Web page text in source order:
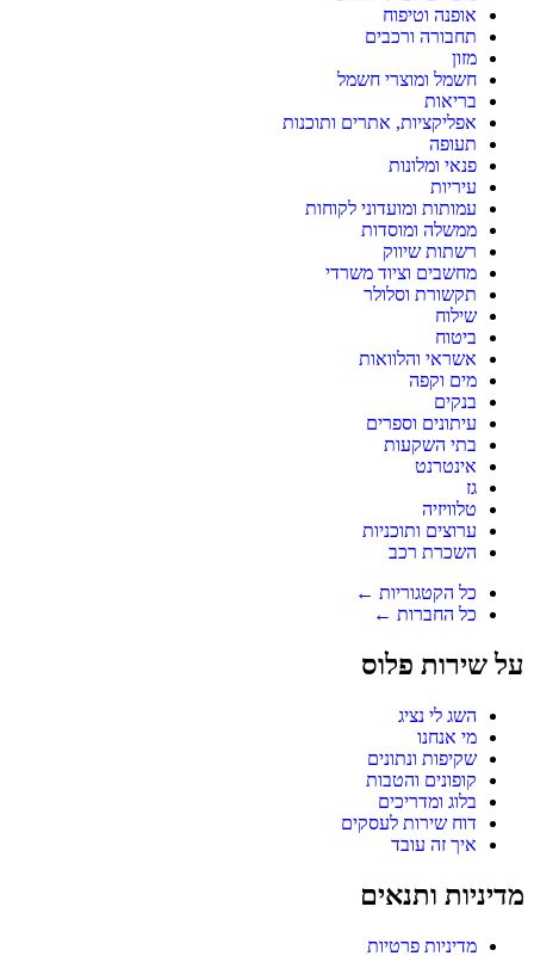
אופנה וטיפוח
תחבורה ורכבים
מזון
חשמל ומוצרי חשמל
בריאות
אפליקציות, אתרים ותוכנות
תעופה
פנאי ומלונות
עיריות
עמותות ומועדוני לקוחות
ממשלה ומוסדות
רשתות שיווק
מחשבים וציוד משרדי
תקשורת וסלולר
שילוח
ביטוח
אשראי והלוואות
מים וקפה
בנקים
עיתונים וספרים
בתי השקעות
אינטרנט
גז
טלוויזיה
ערוצים ותוכניות
השכרת רכב
כל הקטגוריות ←
כל החברות ←
על שירות פלוס
השג לי נציג
מי אנחנו
שקיפות ונתונים
קופונים והטבות
בלוג ומדריכים
דוח שירות לעסקים
איך זה עובד
מדיניות ותנאים
מדיניות פרטיות